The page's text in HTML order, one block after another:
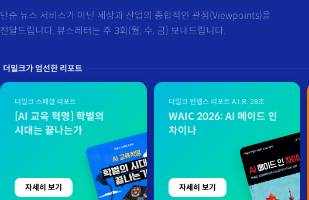
단순 뉴스 서비스가 아닌 세상과 산업의 종합적인 관점(Viewpoints)을
전달드립니다. 뷰스레터는 주 3회(월, 수, 금) 보내드립니다.
더밀크가 엄선한 리포트
더밀크 스페셜 리포트
[AI 교육 혁명] 학벌의
시대는 끝나는가
자세히 보기
더밀크 인뎁스 리포트 A.I.R. 28호
WAIC 2026: AI 메이드 인
차이나
자세히 보기